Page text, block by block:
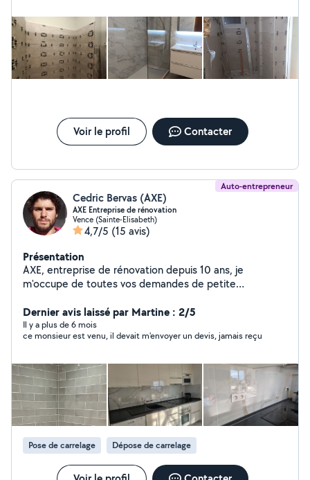
vos travaux d'intérieur n'hésitez pas de me contacter
DEVIS GRATUITS
Voir le profil Contacter
Auto-entrepreneur
Cedric Bervas (AXE)
AXE Entreprise de rénovation
Vence (Sainte-Elisabeth)
4,7/5 (15 avis)
Présentation
AXE, entreprise de rénovation depuis 10 ans, je
m'occupe de toutes vos demandes de petite
faux plafond, pose de revêtement de sol, carrelage,
enduit et peinture... Je m'occupe également de
l'installation de cuisines, pose de terrasses, installation
sur-mesure. Basé à Vence, je suis spécialisé dans la
rénovation, que le chantier soit petit ou grand, il sera
réalisé de façon irréprochable et dans les délais
impartis. Si vous cherchez un professionnel
consciencieux à un tarif honnête n'hésitez pas à me
contacter directement sur mon portable. Les devis sont
gratuits et les travaux garantis par une assurance
décennale. Bonne journée à vous.
Dernier avis laissé par Martine : 2/5
Il y a plus de 6 mois
ce monsieur est venu, il devait m'envoyer un devis, jamais reçu
Pose de carrelage Dépose de carrelage